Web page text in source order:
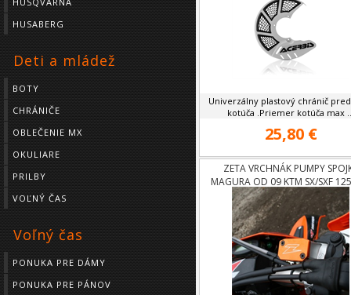
HUSABERG
Deti a mládež
BOTY
CHRÁNIČE
OBLEČENIE MX
OKULIARE
PRILBY
VOĽNÝ ČAS
Voľný čas
PONUKA PRE DÁMY
PONUKA PRE PÁNOV
Univerzálny plastový chránič
kotúča .Priemer kotúča max
25,80 €
ZETA VRCHNÁK PUMPY
MAGURA OD 09 KTM SX/SXF